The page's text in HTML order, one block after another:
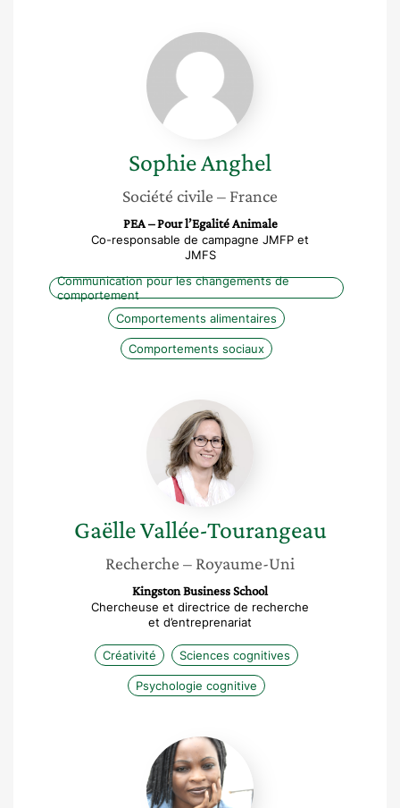
Sophie
Anghel
SophieAnghel
Société civile – France
PEA – Pour l’Egalité Animale
Co-responsable de campagne JMFP et
JMFS
Communication pour les changements de
comportement
Comportements alimentaires
Comportements sociaux
Gaëlle
Vallée-
Tourangeau
GaëlleVallée-Tourangeau
Recherche – Royaume-Uni
Kingston Business School
Chercheuse et directrice de recherche
et d’entreprenariat
Créativité Sciences cognitives
Psychologie cognitive
Dr
Carole
Kayum
Fokoue